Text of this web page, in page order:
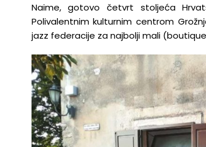
Naime, gotovo četvrt stoljeća
Polivalentnim kulturnim centrom
jazz federacije za najbolji mali